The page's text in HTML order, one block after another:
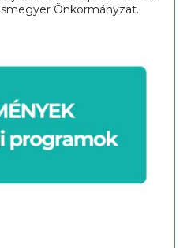
Önkormányzat.